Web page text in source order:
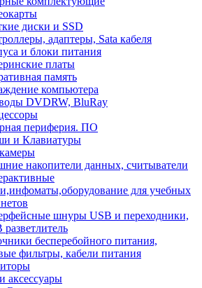
диски и SSD
адаптеры, Sata кабеля
и блоки питания
платы
память
компьютера
DVDRW, BluRay
периферия. ПО
и Клавиатуры
накопители данных, считыватели
для учебных
шнуры USB и переходники,
бесперебойного питания,
фильтры, кабели питания
аксессуары